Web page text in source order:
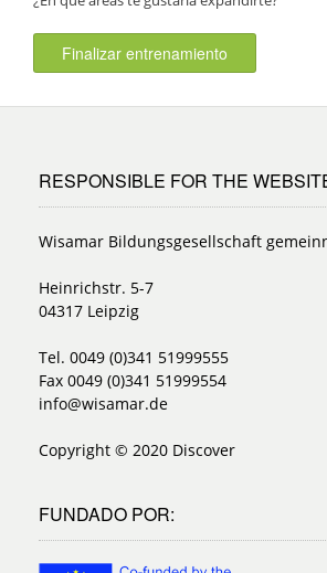
Finalizar entrenamiento
RESPONSIBLE FOR THE
Wisamar Bildungsgesellschaft
Heinrichstr. 5-7
04317 Leipzig
Tel. 0049 (0)341 51999555
Fax 0049 (0)341 51999554
info@wisamar.de
Copyright © 2020 Discover
FUNDADO POR: